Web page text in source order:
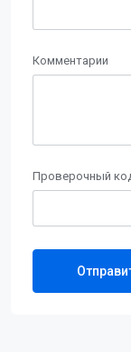
Комментарии
Проверочный